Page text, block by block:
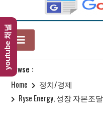
Browse :
Home
정치/경제
Ryse Energy, 성장 자본
youtube 채널